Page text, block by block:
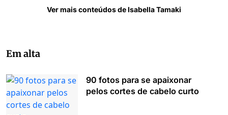
Ver mais conteúdos de Isabella Tamaki
Em alta
90 fotos para se apaixonar
pelos cortes de cabelo curto